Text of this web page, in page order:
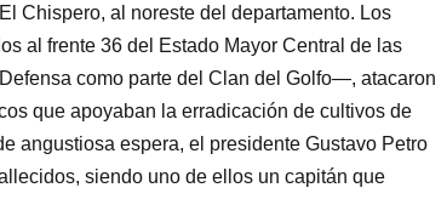
Chispero, al noreste del departamento. Los
al frente 36 del Estado Mayor Central de las
como parte del Clan del Golfo—, atacaron
que apoyaban la erradicación de cultivos de
angustiosa espera, el presidente Gustavo Petro
siendo uno de ellos un capitán que